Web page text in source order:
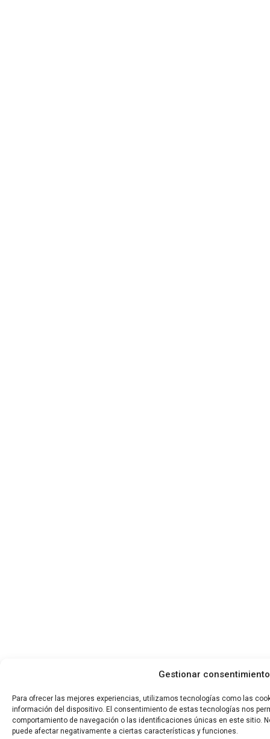
Gestionar consentimiento
Para ofrecer las mejores experiencias, utilizamos tecnologías como las
información del dispositivo. El consentimiento de estas tecnologías nos
comportamiento de navegación o las identificaciones únicas en este sitio.
puede afectar negativamente a ciertas características y funciones.